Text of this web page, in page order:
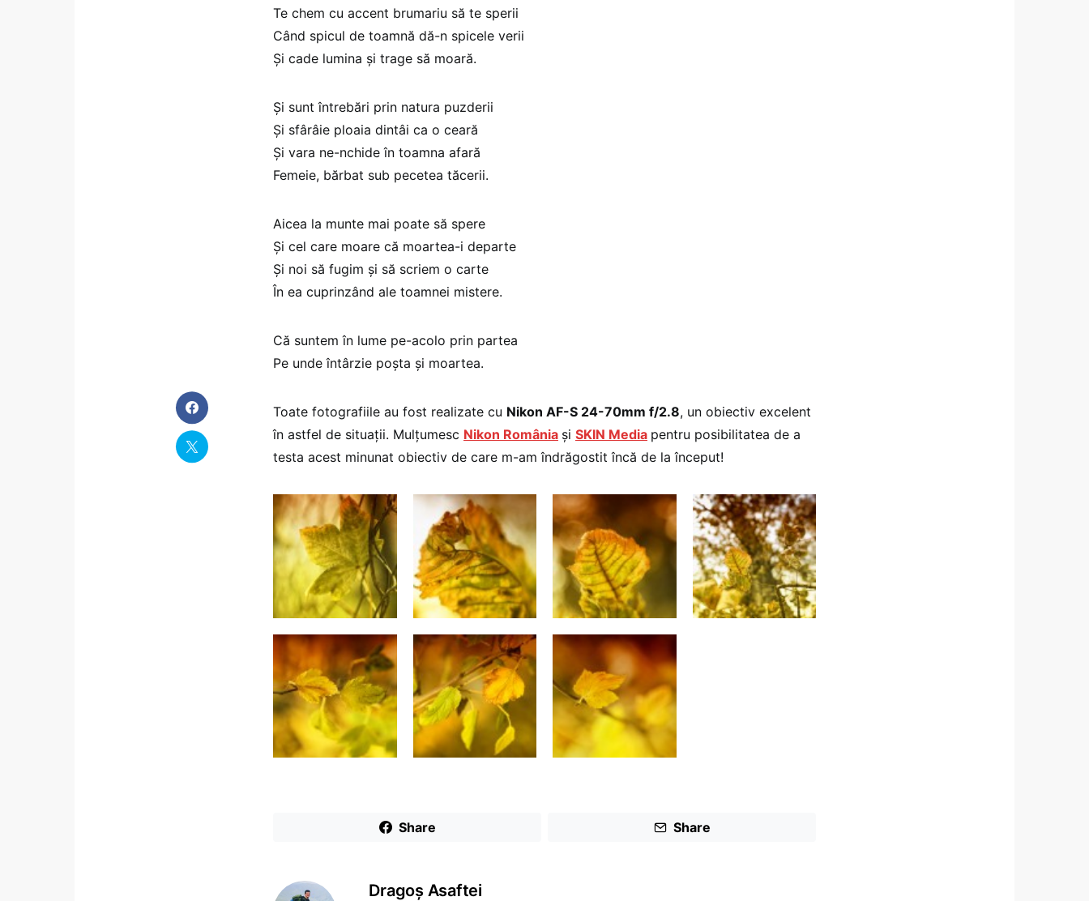
Te chem cu accent brumariu să te sperii
Când spicul de toamnă dă-n spicele verii
Şi cade lumina şi trage să moară.
Şi sunt întrebări prin natura puzderii
Şi sfârâie ploaia dintâi ca o ceară
Şi vara ne-nchide în toamna afară
Femeie, bărbat sub pecetea tăcerii.
Aicea la munte mai poate să spere
Şi cel care moare că moartea-i departe
Şi noi să fugim şi să scriem o carte
În ea cuprinzând ale toamnei mistere.
Că suntem în lume pe-acolo prin partea
Pe unde întârzie poşta şi moartea.
Toate fotografiile au fost realizate cu Nikon AF-S 24-70mm f/2.8, un obiectiv excelent
în astfel de situații. Mulțumesc Nikon România și SKIN Media pentru posibilitatea de a
testa acest minunat obiectiv de care m-am îndrăgostit încă de la început!
Share Share
Dragoş Asaftei